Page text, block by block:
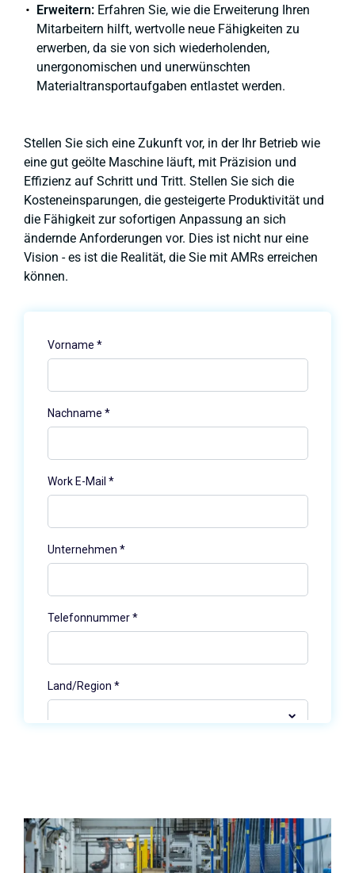
Erweitern: Erfahren Sie, wie die Erweiterung Ihren
Mitarbeitern hilft, wertvolle neue Fähigkeiten zu
erwerben, da sie von sich wiederholenden,
unergonomischen und unerwünschten
Materialtransportaufgaben entlastet werden.
Stellen Sie sich eine Zukunft vor, in der Ihr Betrieb wie
eine gut geölte Maschine läuft, mit Präzision und
Effizienz auf Schritt und Tritt. Stellen Sie sich die
Kosteneinsparungen, die gesteigerte Produktivität und
die Fähigkeit zur sofortigen Anpassung an sich
ändernde Anforderungen vor. Dies ist nicht nur eine
Vision - es ist die Realität, die Sie mit AMRs erreichen
können.